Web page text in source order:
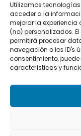
Utilizamos
acceder a la
mejorar la
(no) personalizados.
permitirá procesar
navegación o los ID's
consentimiento,
características y
+34 662 342
SÍGUENOS